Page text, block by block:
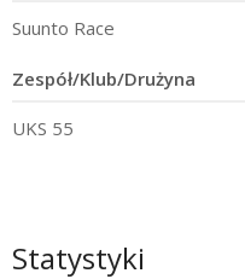
Suunto Race
Zespół/Klub/Drużyna
UKS 55
Statystyki